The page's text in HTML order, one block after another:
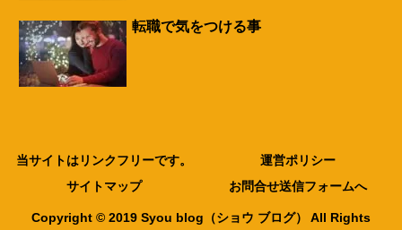
転職で気をつける事
当サイトはリンクフリーです。
運営ポリシー
サイトマップ
お問合せ送信フォームへ
Copyright © 2019 Syou blog（ショウ ブログ） All Rights